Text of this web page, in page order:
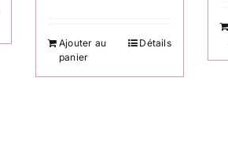
Ajouter au
panier
Détails